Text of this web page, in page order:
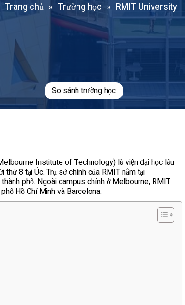
Trang chủ » Trường học » RMIT University
So sánh trường học
Institute of Technology) là viện đại học lâu
8 tại Úc. Trụ sở chính của RMIT nằm tại
phố. Ngoài campus chính ở Melbourne, RMIT
Hồ Chí Minh và Barcelona.